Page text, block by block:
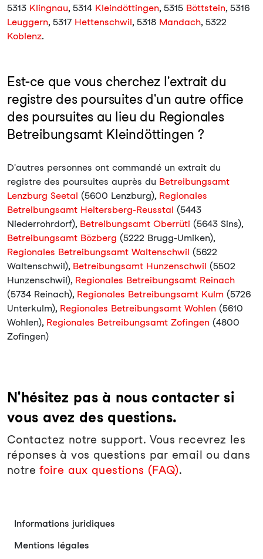
5313 Klingnau, 5314 Kleindöttingen, 5315 Böttstein, 5316
Leuggern, 5317 Hettenschwil, 5318 Mandach, 5322
Koblenz.
Est-ce que vous cherchez l'extrait du
registre des poursuites d'un autre office
des poursuites au lieu du Regionales
Betreibungsamt Kleindöttingen ?
D'autres personnes ont commandé un extrait du
registre des poursuites auprès du Betreibungsamt
Lenzburg Seetal (5600 Lenzburg), Regionales
Betreibungsamt Heitersberg-Reusstal (5443
Niederrohrdorf), Betreibungsamt Oberrüti (5643 Sins),
Betreibungsamt Bözberg (5222 Brugg-Umiken),
Regionales Betreibungsamt Waltenschwil (5622
Waltenschwil), Betreibungsamt Hunzenschwil (5502
Hunzenschwil), Regionales Betreibungsamt Reinach
(5734 Reinach), Regionales Betreibungsamt Kulm (5726
Unterkulm), Regionales Betreibungsamt Wohlen (5610
Wohlen), Regionales Betreibungsamt Zofingen (4800
Zofingen)
N'hésitez pas à nous contacter si
vous avez des questions.
Contactez notre support. Vous recevrez les
réponses à vos questions par email ou dans
notrefoire aux questions (FAQ).
Informations juridiques
Mentions légales